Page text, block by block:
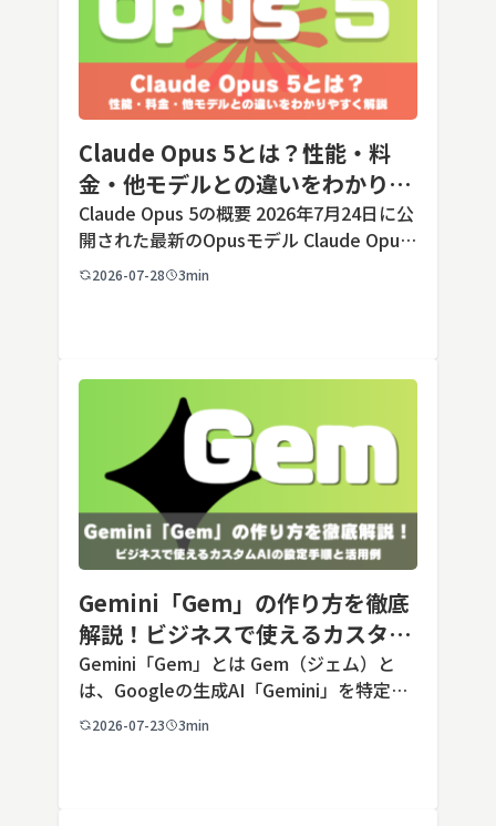
Claude Opus 5とは？性能・料
金・他モデルとの違いをわかりや
すく解説
Claude Opus 5の概要 2026年7月24日に公
開された最新のOpusモデル Claude Opus
5は、米国のAI企業Anthropic（アンソロピ
2026-07-28 3min
Gemini「Gem」の作り方を徹底
解説！ビジネスで使えるカスタム
AIの設定手順と活用例
Gemini「Gem」とは Gem（ジェム）と
は、Googleの生成AI「Gemini」を特定の
用途に合わせてカスタマイズできる機能で
2026-07-23 3min